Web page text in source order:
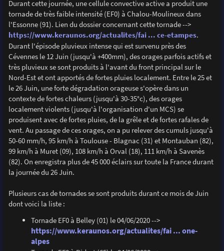
Durant cette journée, une cellule convective active a produit une
tornade de très faible intensité (EF0) à Chalou-Moulineux dans
l'Essonne (91). Lien du dossier concernant cette tornade -->
https://www.keraunos.org/actualites/fai ... ce-etampes.
Durant l'épisode pluvieux intense qui est survenu près des
Cévennes le 12 Juin (jusqu'à +400mm), des orages parfois actifs et
très pluvieux se sont produits à l'avant du front principal sur le
Nord-Est et ont apportés de fortes pluies localement. Entre le 25 et
le 26 Juin, une forte dégradation orageuse s'opère dans un
contexte de fortes chaleurs (jusqu'à 30-35°c), des orages
localement violents (jusqu'à l'organisation d'un MCS) se
produisent avec de fortes pluies, de la grêle et de fortes rafales de
vent. Au passage de ces orages, on a pu relever des cumuls jusqu'à
50-60 mm/h, 95 km/h à Toulouse - Blagnac (31) et Montauban (82),
99 km/h à Muret (09), 108 km/h à Orval (18), 111 km/h à Savenès
(82). On enregistra plus de 45 000 éclairs sur toute la France durant
la journée du 26 Juin.
Plusieurs cas de tornades se sont produits durant ce mois de Juin
dont voici la liste :
Tornade EF0 à Belley (01) le 04/06/2020 -->
https://www.keraunos.org/actualites/fai ... one-
alpes